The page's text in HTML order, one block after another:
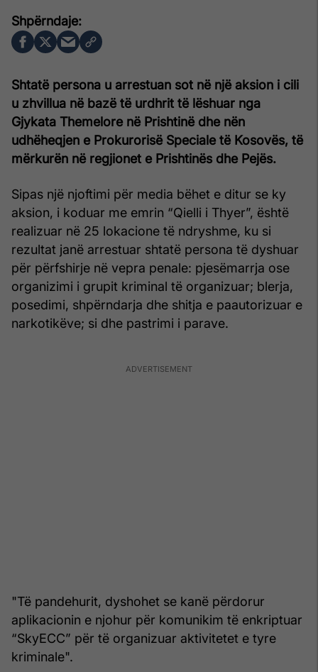
Shtatë persona u arrestuan sot në një aksion i cili
u zhvillua në bazë të urdhrit të lëshuar nga
Gjykata Themelore në Prishtinë dhe nën
udhëheqjen e Prokurorisë Speciale të Kosovës, të
mërkurën në regjionet e Prishtinës dhe Pejës.
Sipas një njoftimi për media bëhet e ditur se ky
aksion, i koduar me emrin “Qielli i Thyer”, është
realizuar në 25 lokacione të ndryshme, ku si
rezultat janë arrestuar shtatë persona të dyshuar
për përfshirje në vepra penale: pjesëmarrja ose
organizimi i grupit kriminal të organizuar; blerja,
posedimi, shpërndarja dhe shitja e paautorizuar e
narkotikëve; si dhe pastrimi i parave.
"Të pandehurit, dyshohet se kanë përdorur
aplikacionin e njohur për komunikim të enkriptuar
“SkyECC” për të organizuar aktivitetet e tyre
kriminale".